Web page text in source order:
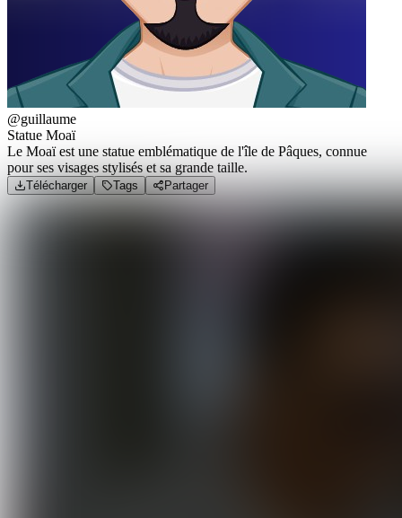
@guillaume
Statue Moaï
Le Moaï est une statue emblématique de l'île de Pâques, connue
pour ses visages stylisés et sa grande taille.
Télécharger Tags Partager